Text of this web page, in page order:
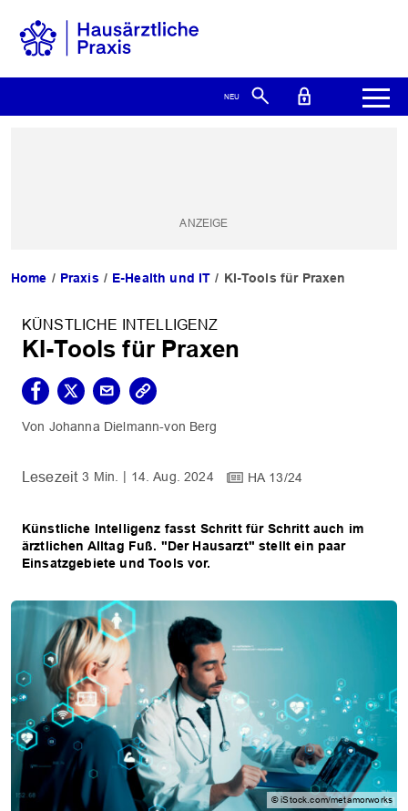
Home Praxis E-Health und IT KI-Tools für Praxen
KÜNSTLICHE INTELLIGENZ
KI-Tools für Praxen
Johanna Dielmann-von Berg
3 Min. 14. Aug. 2024 HA 13/24
Künstliche Intelligenz fasst Schritt für Schritt auch im
ärztlichen Alltag Fuß. "Der Hausarzt" stellt ein paar
Einsatzgebiete und Tools vor.
© iStock.com/metamorworks